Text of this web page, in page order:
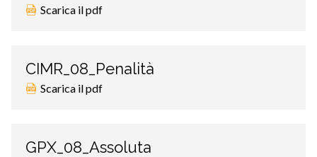
Scarica il pdf
CIMR_08_Penalità
Scarica il pdf
GPX_08_Assoluta